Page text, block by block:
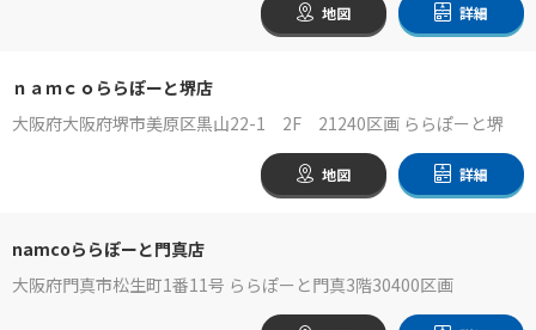
地図 詳細
ｎａｍｃｏららぽーと堺店
大阪府大阪府堺市美原区黒山22-1 2F 21240区画 ららぽーと堺
地図 詳細
namcoららぽーと門真店
大阪府門真市松生町1番11号 ららぽーと門真3階30400区画